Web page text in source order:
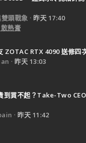
頭戰象
昨天 17:40
熱膏
ZOTAC RTX 4090 送修四
昨天 13:03
到買不起？Take-Two
昨天 11:42